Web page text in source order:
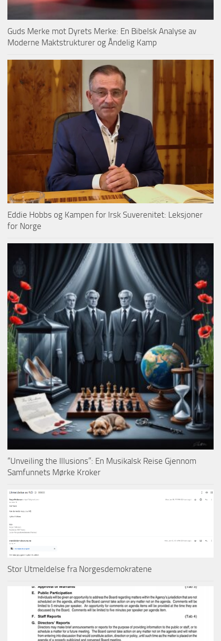
Guds Merke mot Dyrets Merke: En Bibelsk Analyse av
Moderne Maktstrukturer og Åndelig Kamp
Eddie Hobbs og Kampen for Irsk Suverenitet: Leksjoner
for Norge
“Unveiling the Illusions”: En Musikalsk Reise Gjennom
Samfunnets Mørke Kroker
Stor Utmeldelse fra Norgesdemokratene